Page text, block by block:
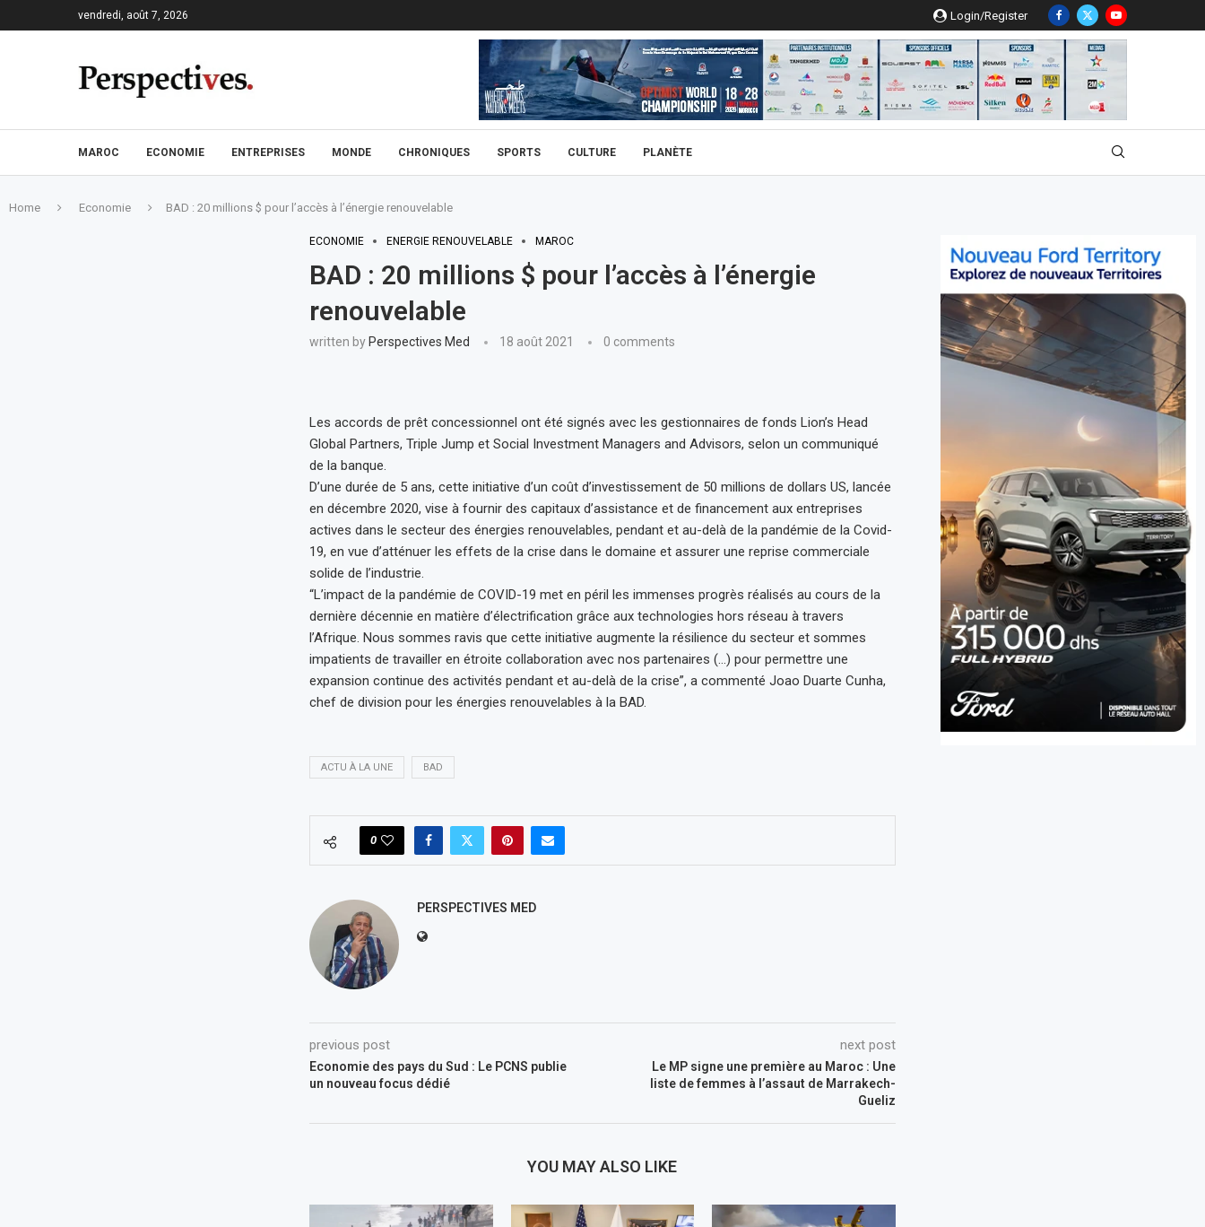
vendredi, août 7, 2026 Login/Register
MAROC ECONOMIE ENTREPRISES MONDE CHRONIQUES SPORTS CULTURE PLANÈTE
Home Economie BAD : 20 millions $ pour l’accès à l’énergie renouvelable
ECONOMIE ENERGIE RENOUVELABLE MAROC
BAD : 20 millions $ pour l’accès à l’énergie
renouvelable
written by Perspectives Med 18 août 2021 0 comments
Les accords de prêt concessionnel ont été signés avec les gestionnaires de fonds Lion’s Head
Global Partners, Triple Jump et Social Investment Managers and Advisors, selon un communiqué
de la banque.
D’une durée de 5 ans, cette initiative d’un coût d’investissement de 50 millions de dollars US, lancée
en décembre 2020, vise à fournir des capitaux d’assistance et de financement aux entreprises
actives dans le secteur des énergies renouvelables, pendant et au-delà de la pandémie de la Covid-
19, en vue d’atténuer les effets de la crise dans le domaine et assurer une reprise commerciale
solide de l’industrie.
“L’impact de la pandémie de COVID-19 met en péril les immenses progrès réalisés au cours de la
dernière décennie en matière d’électrification grâce aux technologies hors réseau à travers
l’Afrique. Nous sommes ravis que cette initiative augmente la résilience du secteur et sommes
impatients de travailler en étroite collaboration avec nos partenaires (…) pour permettre une
expansion continue des activités pendant et au-delà de la crise”, a commenté Joao Duarte Cunha,
chef de division pour les énergies renouvelables à la BAD.
ACTU À LA UNE BAD
0
PERSPECTIVES MED
previous post
Economie des pays du Sud : Le PCNS publie
un nouveau focus dédié
next post
Le MP signe une première au Maroc : Une
liste de femmes à l’assaut de Marrakech-
Gueliz
YOU MAY ALSO LIKE